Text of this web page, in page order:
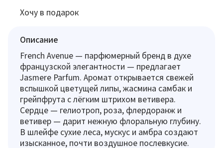
Хочу в подарок
Описание
French Avenue — парфюмерный бренд в духе
французской элегантности — предлагает
Jasmere Parfum. Аромат открывается свежей
вспышкой цветущей липы, жасмина самбак и
грейпфрута с лёгким штрихом ветивера.
Сердце — гелиотроп, роза, флердоранж и
ветивер — дарит нежную флоральную глубину.
В шлейфе сухие леса, мускус и амбра создают
изысканное, почти воздушное послевкусие.